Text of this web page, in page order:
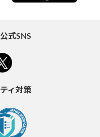
式SNS
ィ対策